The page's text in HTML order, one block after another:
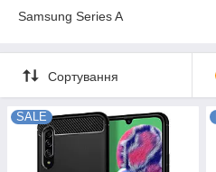
Samsung Series A
Сортування
SALE